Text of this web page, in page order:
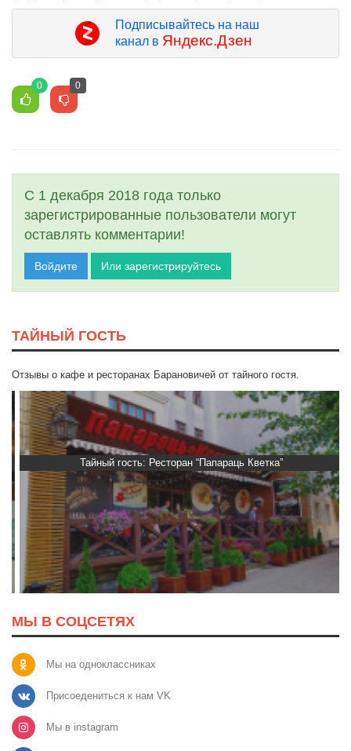
Подписывайтесь на наш
канал в Яндекс.Дзен
0 0
С 1 декабря 2018 года только
зарегистрированные пользователи могут
оставлять комментарии!
Войдите Или зарегистрируйтесь
ТАЙНЫЙ ГОСТЬ
Отзывы о кафе и ресторанах Барановичей от тайного гостя.
Тайный гость: Ресторан “Папараць Кветка”
МЫ В СОЦСЕТЯХ
Мы на одноклассниках
Присоедениться к нам VK
Мы в instagram